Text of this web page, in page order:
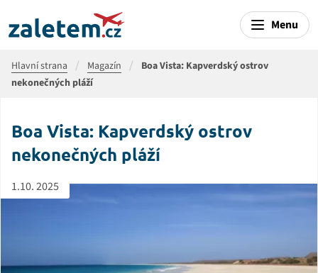
Menu
Hlavní strana Magazín
Boa Vista: Kapverdský ostrov
nekonečných pláží
Boa Vista: Kapverdský ostrov
nekonečných pláží
1.10. 2025